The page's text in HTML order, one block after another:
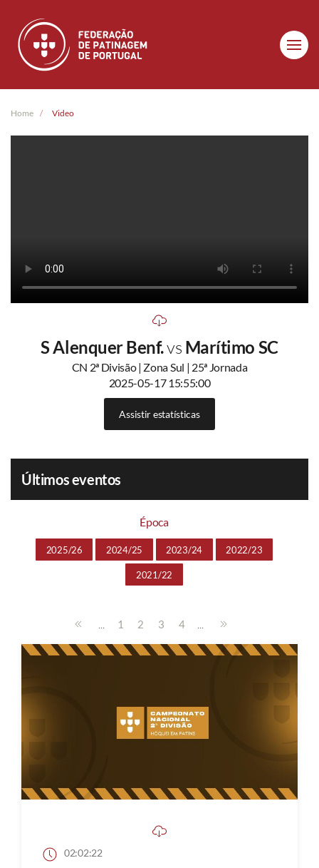
Skip to main content
Home Video
S Alenquer Benf.vs Marítimo SC
CN 2ª Divisão | Zona Sul | 25ª Jornada
2025-05-17 15:55:00
Assistir estatísticas
Últimos eventos
Época
2025/26 2024/25 2023/24 2022/23
2021/22
... 1 2 3 4 ...
02:02:22